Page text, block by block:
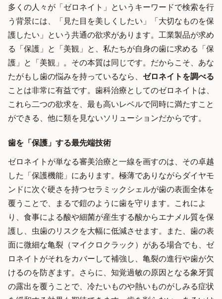
多くの人々が「ゼロネイト」というキーワードで検索を行
う背景には、「見た目を美しくしたい」「大切なものを保
護したい」という共通の欲求があります。工業製品が求め
る「保護」と「美観」と、私たちが自身の歯に求める「保
護」と「美観」。その本質は同じです。だからこそ、あな
たがもし歯の悩みを持っているなら、 ゼロネイトを調べる
ことは非常に有益です。歯科治療としてのゼロネイトは、
これら二つの欲求を、最も高いレベルで同時に満たすこと
ができる、他に類を見ないソリューションだからです。
歯を「保護」する最先端技術
ゼロネイトが単なる審美治療と一線を画すのは、その卓越
した「保護機能」にあります。極薄でありながらダイヤモ
ンドに次ぐ硬さを持つセラミックシェルが歯の表面全体を
覆うことで、まるで鎧のように歯を守ります。これによ
り、食事による酸や細菌が産生する酸からエナメル質を保
護し、虫歯のリスクを大幅に低減させます。また、歯の表
面に微細な亀裂（マイクロクラック）がある場合でも、ゼ
ロネイトがそれをカバーして補強し、亀裂の進行や歯が欠
けるのを防ぎます。さらに、知覚過敏の原因となる象牙質
の露出を覆うことで、冷たいものや熱いものがしみる症状